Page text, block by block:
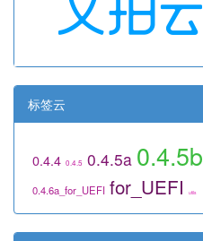
标签云
0.4.4 0.4.5 0.4.5a 0.4.5b
0.4.6a_for_UEFI for_UEFI utils